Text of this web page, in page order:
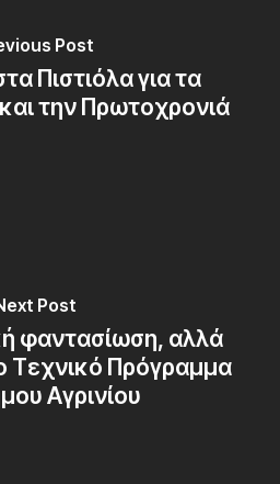
Post
Πιστιόλα για τα
την Πρωτοχρονιά
Post
φαντασίωση, αλλά
Τεχνικό Πρόγραμμα
Αγρινίου